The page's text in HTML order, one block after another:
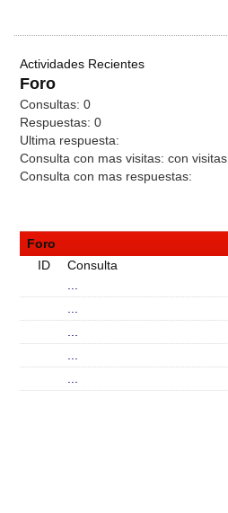
Actividades Recientes
Foro
Consultas: 0
Respuestas: 0
Ultima respuesta:
Consulta con mas visitas: con visitas
Consulta con mas respuestas:
Foro
ID
Consulta